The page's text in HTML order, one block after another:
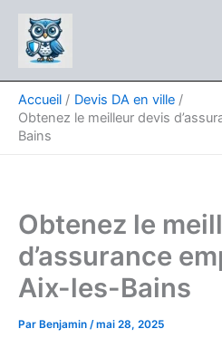
contenu
Accueil
Devis DA en ville
Obtenez le meilleur devis
Bains
Obtenez le
d’assurance
Aix-les-Bains
Par Benjamin /mai 28, 2025